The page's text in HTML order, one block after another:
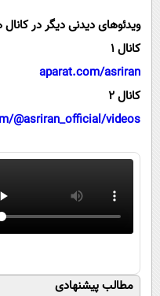
ویدئوهای دیدنی دیگر در
کانال 1
aparat.com/asriran
کانال 2
@asriran_official/videos
مطالب پیشنهادی